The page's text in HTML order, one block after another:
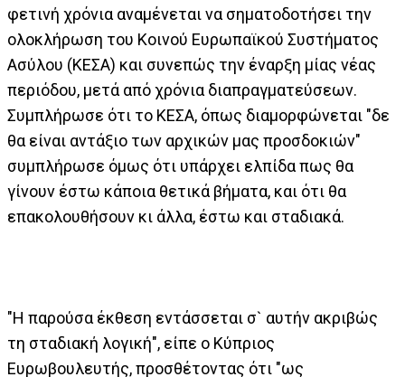
φετινή χρόνια αναμένεται να σηματοδοτήσει την
ολοκλήρωση του Κοινού Ευρωπαϊκού Συστήματος
Ασύλου (ΚΕΣΑ) και συνεπώς την έναρξη μίας νέας
περιόδου, μετά από χρόνια διαπραγματεύσεων.
Συμπλήρωσε ότι το ΚΕΣΑ, όπως διαμορφώνεται "δε
θα είναι αντάξιο των αρχικών μας προσδοκιών"
συμπλήρωσε όμως ότι υπάρχει ελπίδα πως θα
γίνουν έστω κάποια θετικά βήματα, και ότι θα
επακολουθήσουν κι άλλα, έστω και σταδιακά.
"Η παρούσα έκθεση εντάσσεται σ` αυτήν ακριβώς
τη σταδιακή λογική", είπε ο Κύπριος
Ευρωβουλευτής, προσθέτοντας ότι "ως